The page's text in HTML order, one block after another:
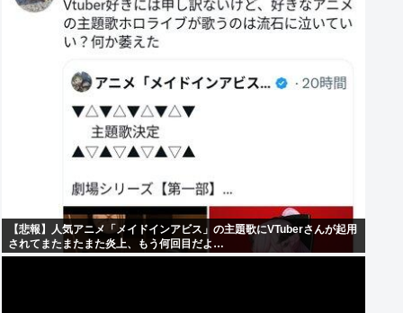
【悲報】人気アニメ「メイドインアビス」の主題歌にVTuberさんが起用
されてまたまたまた炎上、もう何回目だよ…